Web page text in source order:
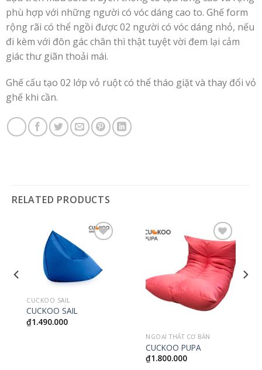
phù hợp với những người có vóc dáng cao to. Ghế form
rộng rãi có thể ngồi được 02 người có vóc dáng nhỏ, nếu
đi kèm với đôn gác chân thì thật tuyệt vời đem lại cảm
giác thư giãn thoải mái.
Ghế cấu tạo 02 lớp vỏ ruột có thể tháo giặt và thay đổi vỏ
ghế khi cần.
RELATED PRODUCTS
yêu
thích
CUCKOO SAIL
CUCKOO SAIL
₫1.490.000
Thêm
vào
yêu
thích
NGOẠI THẤT CƠ BẢN
CUCKOO PUPA
₫1.800.000